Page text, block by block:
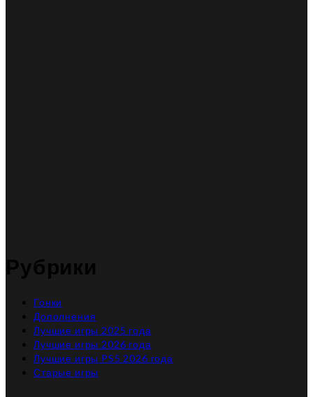
Рубрики
Гонки
Дополнения
Лучшие игры 2025 года
Лучшие игры 2026 года
Лучшие игры PS5 2026 года
Старые игры